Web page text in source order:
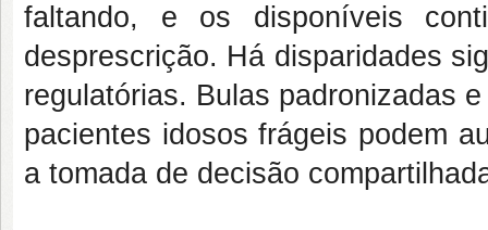
faltando, e os disponíveis
desprescrição. Há disparidades
regulatórias. Bulas padronizadas
pacientes idosos frágeis podem
a tomada de decisão